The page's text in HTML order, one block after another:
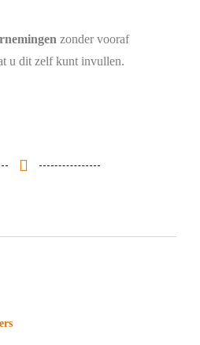
zonder vooraf
u dit zelf kunt invullen.